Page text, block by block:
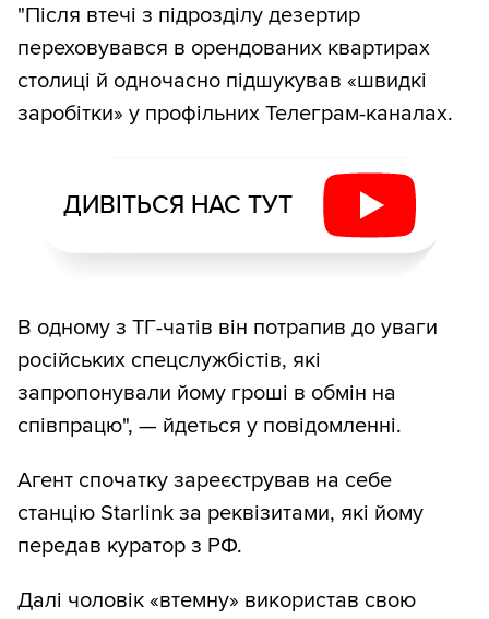
"Після втечі з підрозділу дезертир
переховувався в орендованих квартирах
столиці й одночасно підшукував «швидкі
заробітки» у профільних Телеграм-каналах.
ДИВІТЬСЯ НАС ТУТ
В одному з ТГ-чатів він потрапив до уваги
російських спецслужбістів, які
запропонували йому гроші в обмін на
співпрацю", — йдеться у повідомленні.
Агент спочатку зареєстрував на себе
станцію Starlink за реквізитами, які йому
передав куратор з РФ.
Далі чоловік «втемну» використав свою